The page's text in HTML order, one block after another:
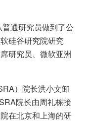
通研究员做到了公
硅谷研究院研究
研究员、微软亚洲
）院长洪小文卸
院长由周礼栋接
在北京和上海的研